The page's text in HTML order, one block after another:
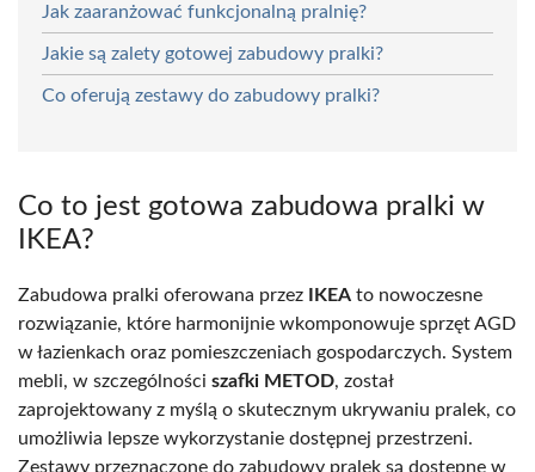
Jak zaaranżować funkcjonalną pralnię?
Jakie są zalety gotowej zabudowy pralki?
Co oferują zestawy do zabudowy pralki?
Co to jest gotowa zabudowa pralki w
IKEA?
Zabudowa pralki oferowana przez IKEA to nowoczesne
rozwiązanie, które harmonijnie wkomponowuje sprzęt AGD
w łazienkach oraz pomieszczeniach gospodarczych. System
mebli, w szczególności szafki METOD, został
zaprojektowany z myślą o skutecznym ukrywaniu pralek, co
umożliwia lepsze wykorzystanie dostępnej przestrzeni.
Zestawy przeznaczone do zabudowy pralek są dostępne w